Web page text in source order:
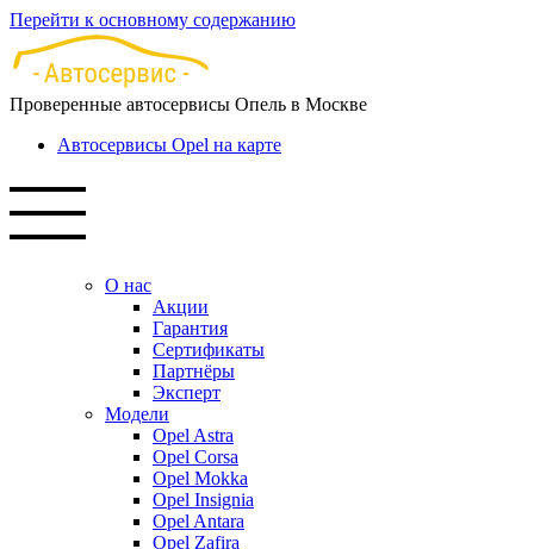
Перейти к основному содержанию
Проверенные автосервисы Опель в Москве
Автосервисы Opel на карте
О нас
Акции
Гарантия
Сертификаты
Партнёры
Эксперт
Модели
Opel Astra
Opel Corsa
Opel Mokka
Opel Insignia
Opel Antara
Opel Zafira